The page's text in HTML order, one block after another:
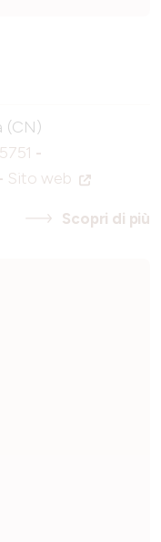
(CN)
-
Sito web
Scopri di più